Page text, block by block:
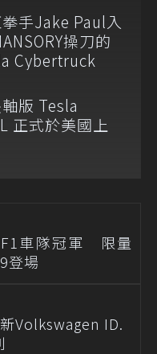
手Jake Paul入
操刀的
Cybertruck
版 Tesla
正式於美國上
F1車隊冠軍 限量
登場
Volkswagen ID.